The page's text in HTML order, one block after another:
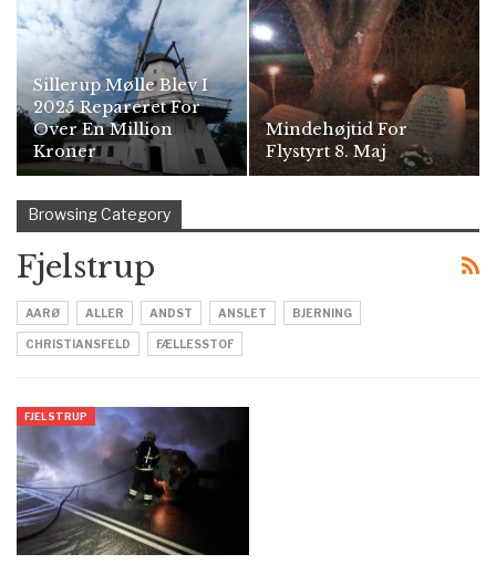
Sillerup Mølle Blev I
2025 Repareret For
Over En Million
Kroner
Mindehøjtid For
Flystyrt 8. Maj
Browsing Category
Fjelstrup
AARØ ALLER ANDST ANSLET BJERNING
CHRISTIANSFELD FÆLLESSTOF
FJELSTRUP